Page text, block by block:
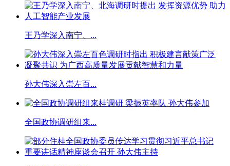
王乃学深入南宁、...
孙大伟深入崇左百...
全国政协调研组来...